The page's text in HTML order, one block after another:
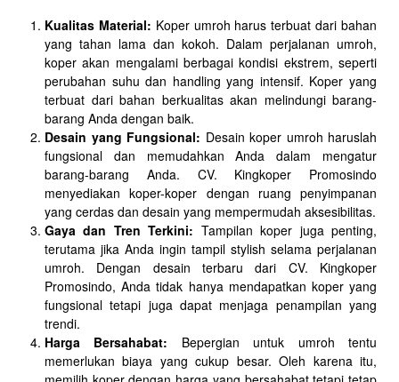
Kualitas Material: Koper umroh harus terbuat dari bahan
yang tahan lama dan kokoh. Dalam perjalanan umroh,
koper akan mengalami berbagai kondisi ekstrem, seperti
perubahan suhu dan handling yang intensif. Koper yang
terbuat dari bahan berkualitas akan melindungi barang-
barang Anda dengan baik.
Desain yang Fungsional: Desain koper umroh haruslah
fungsional dan memudahkan Anda dalam mengatur
barang-barang Anda. CV. Kingkoper Promosindo
menyediakan koper-koper dengan ruang penyimpanan
yang cerdas dan desain yang mempermudah aksesibilitas.
Gaya dan Tren Terkini: Tampilan koper juga penting,
terutama jika Anda ingin tampil stylish selama perjalanan
umroh. Dengan desain terbaru dari CV. Kingkoper
Promosindo, Anda tidak hanya mendapatkan koper yang
fungsional tetapi juga dapat menjaga penampilan yang
trendi.
Harga Bersahabat: Bepergian untuk umroh tentu
memerlukan biaya yang cukup besar. Oleh karena itu,